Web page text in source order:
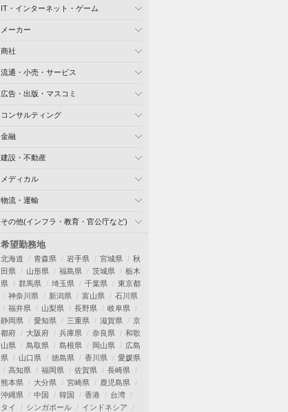
IT・インターネット・ゲーム
メーカー
商社
流通・小売・サービス
広告・出版・マスコミ
コンサルティング
金融
建設・不動産
メディカル
物流・運輸
その他(インフラ・教育・官公庁など)
希望勤務地
北海道 青森県 岩手県 宮城県
秋
田県
山形県 福島県 茨城県
栃木
県
群馬県 埼玉県 千葉県
東京都
神奈川県
新潟県 富山県
石川県
福井県
山梨県 長野県
岐阜県
静岡県
愛知県 三重県 滋賀県
京
都府
大阪府 兵庫県 奈良県
和歌
山県
鳥取県 島根県 岡山県
広島
県
山口県 徳島県 香川県
愛媛県
高知県
福岡県 佐賀県
長崎県
熊本県
大分県 宮崎県
鹿児島県
沖縄県
中国 韓国 香港
台湾
タイ
シンガポール
インドネシア